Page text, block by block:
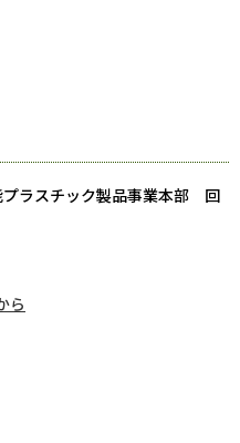
ラスチック製品事業本部 回
ら